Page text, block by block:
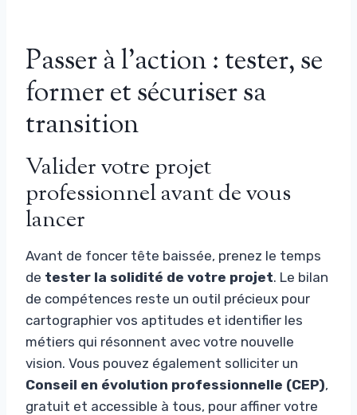
Passer à l’action : tester, se
former et sécuriser sa
transition
Valider votre projet
professionnel avant de vous
lancer
Avant de foncer tête baissée, prenez le temps
de tester la solidité de votre projet. Le bilan
de compétences reste un outil précieux pour
cartographier vos aptitudes et identifier les
métiers qui résonnent avec votre nouvelle
vision. Vous pouvez également solliciter un
Conseil en évolution professionnelle (CEP),
gratuit et accessible à tous, pour affiner votre